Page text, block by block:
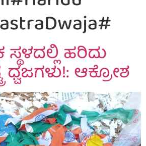
ಹರಿದು
ಧ್ವಜಗಳು!: ಆಕ್ರೋಶ